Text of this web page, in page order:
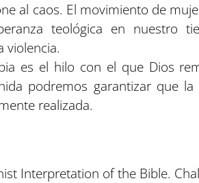
al caos. El movimiento de
teológica en nuestro
violencia.
es el hilo con el que Dios
podremos garantizar que
realizada.
Interpretation of the Bible.